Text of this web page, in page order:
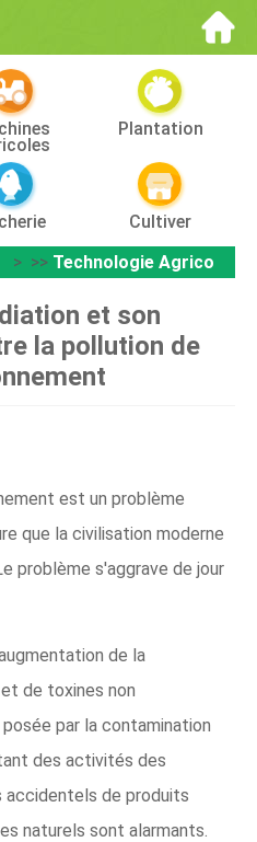
Plantation
Cultiver
> >> Technologie Agricole
et son
la pollution de
est un problème
que la civilisation moderne
problème s'aggrave de jour
de la
de toxines non
par la contamination
des activités des
accidentels de produits
naturels sont alarmants.